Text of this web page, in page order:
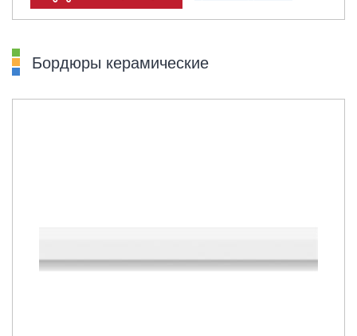
Бордюры керамические